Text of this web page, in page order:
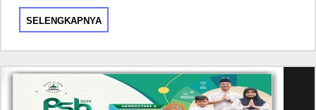
SELENGKAPNYA